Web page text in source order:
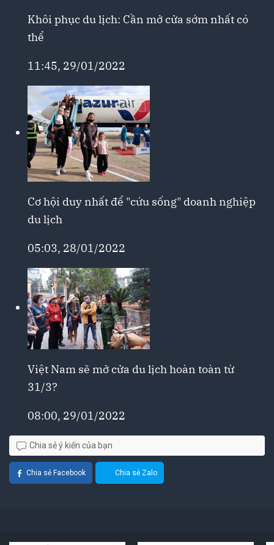
Khôi phục du lịch: Cần mở cửa sớm nhất có
thể
11:45, 29/01/2022
Cơ hội duy nhất để "cứu sống" doanh nghiệp
du lịch
05:03, 28/01/2022
Việt Nam sẽ mở cửa du lịch hoàn toàn từ
31/3?
08:00, 29/01/2022
Chia sẻ ý kiến của bạn
Chia sẻ Facebook Chia sẻ Zalo